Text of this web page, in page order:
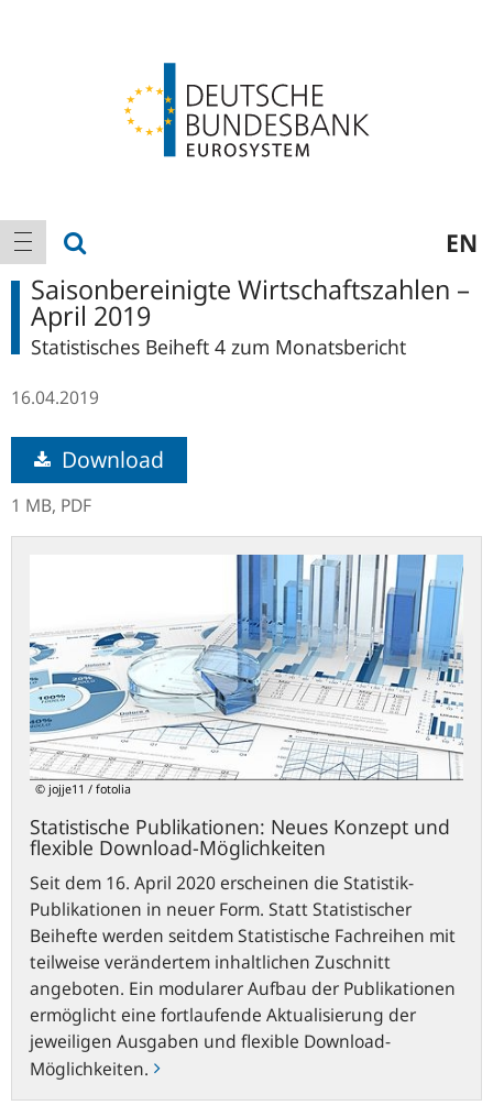
Hauptnavigation
Navigation anzeigen EN
Saisonbereinigte Wirtschaftszahlen –
April 2019
Statistisches Beiheft 4 zum Monatsbericht
16.04.2019
Download
1 MB, PDF
© jojje11 / fotolia
Statistische Publikationen: Neues Konzept und
flexible Download-Möglichkeiten
Seit dem 16. April 2020 erscheinen die Statistik-
Publikationen in neuer Form. Statt Statistischer
Beihefte werden seitdem Statistische Fachreihen mit
teilweise verändertem inhaltlichen Zuschnitt
angeboten. Ein modularer Aufbau der Publikationen
ermöglicht eine fortlaufende Aktualisierung der
jeweiligen Ausgaben und flexible Download-
Möglichkeiten.
Konzept
und
flexible
Download-
Möglichkeiten